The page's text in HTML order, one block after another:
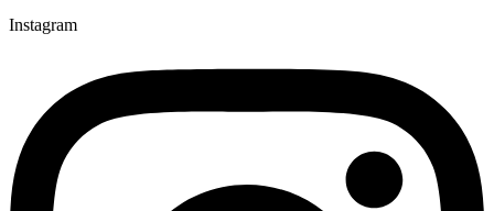
Instagram